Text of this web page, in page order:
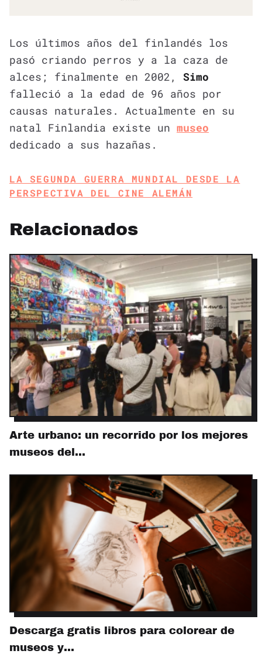
Los últimos años del finlandés los
pasó criando perros y a la caza de
alces; finalmente en 2002, Simo
falleció a la edad de 96 años por
causas naturales. Actualmente en su
natal Finlandia existe un museo
dedicado a sus hazañas.
LA SEGUNDA GUERRA MUNDIAL DESDE LA
PERSPECTIVA DEL CINE ALEMÁN
Relacionados
Arte urbano: un recorrido por los mejores
museos del…
Descarga gratis libros para colorear de
museos y…